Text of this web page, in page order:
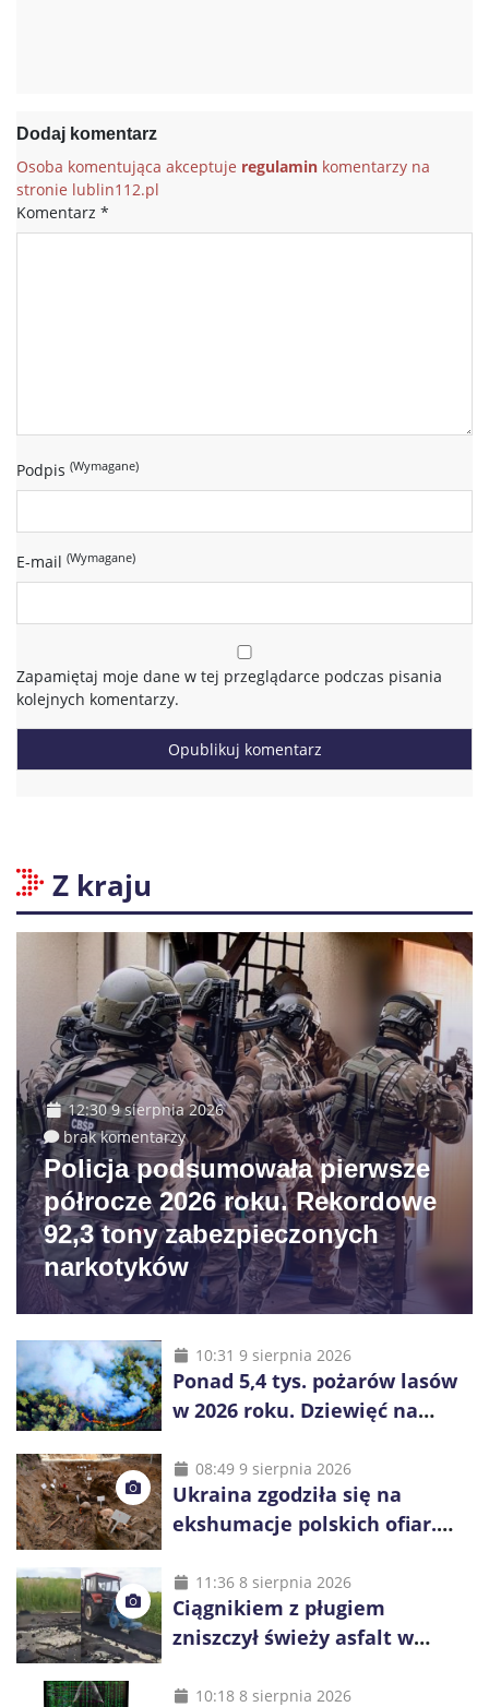
Dodaj komentarz
Osoba komentująca akceptuje regulamin komentarzy na
stronie lublin112.pl
Komentarz *
Podpis (Wymagane)
E-mail (Wymagane)
Zapamiętaj moje dane w tej przeglądarce podczas pisania
kolejnych komentarzy.
Z kraju
12:30 9 sierpnia 2026
brak komentarzy
Policja podsumowała pierwsze
półrocze 2026 roku. Rekordowe
92,3 tony zabezpieczonych
narkotyków
10:31 9 sierpnia 2026
Ponad 5,4 tys. pożarów lasów
w 2026 roku. Dziewięć na
08:49 9 sierpnia 2026
Ukraina zgodziła się na
ekshumacje polskich ofiar.
i Ugły
11:36 8 sierpnia 2026
Ciągnikiem z pługiem
zniszczył świeży asfalt w
60-latka
10:18 8 sierpnia 2026